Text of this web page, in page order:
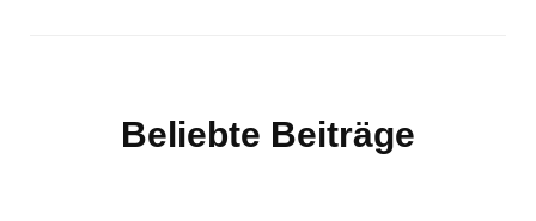
Beliebte Beiträge